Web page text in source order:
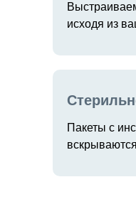
исходя из
Пакеты с